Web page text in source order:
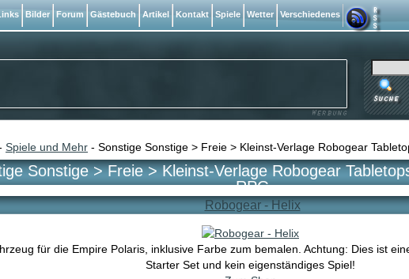
Spiele und Mehr - Sonstige Sonstige > Freie > Kleinst-Verlage Robogear
Sonstige > Freie > Kleinst-Verlage Robogear
RPG
Robogear - Helix
für die Empire Polaris, inklusive Farbe zum bemalen. Achtung: Dies ist
Starter Set und kein eigenständiges Spiel!
Bilder Forum Gästebuch Artikel Kontakt Spiele Wetter Verschiedenes